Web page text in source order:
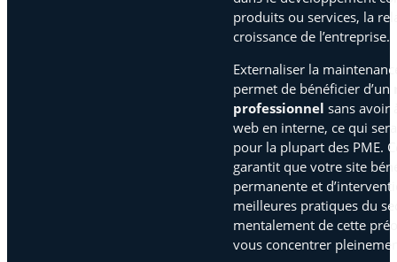
produits ou services, la
croissance de l’entreprise.
Externaliser la
permet de bénéficier d’un
professionnel sans avoir
web en interne, ce qui
pour la plupart des PME.
garantit que votre site
permanente et
meilleures pratiques du
mentalement de cette
vous concentrer